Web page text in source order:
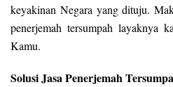
keyakinan Negara yang dituju.
penerjemah tersumpah layaknya
Kamu.
Solusi Jasa Penerjemah